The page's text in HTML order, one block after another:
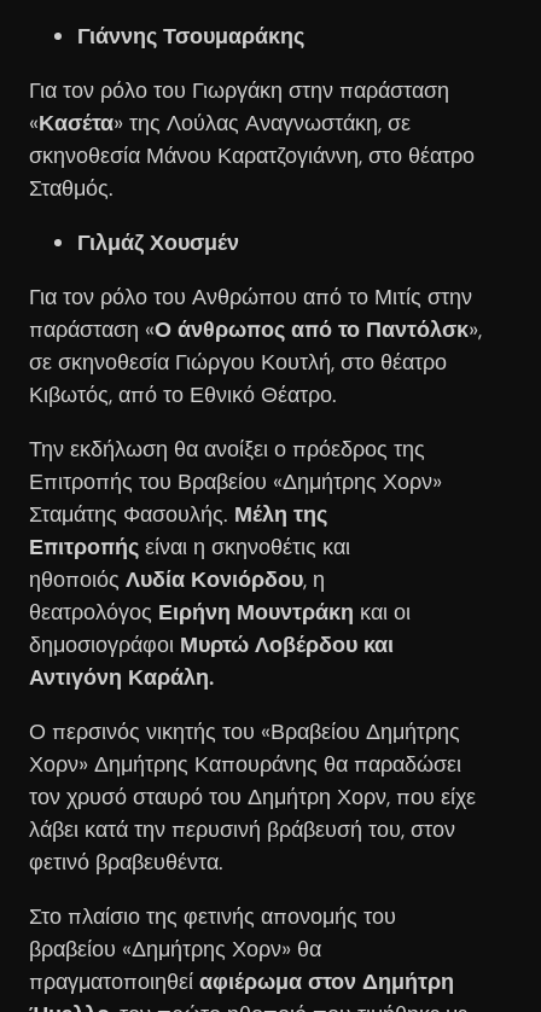
Γιάννης Τσουμαράκης
Για τον ρόλο του Γιωργάκη στην παράσταση
«Κασέτα» της Λούλας Αναγνωστάκη, σε
σκηνοθεσία Μάνου Καρατζογιάννη, στο θέατρο
Σταθμός.
Γιλμάζ Χουσμέν
Για τον ρόλο του Ανθρώπου από το Μιτίς στην
παράσταση «Ο άνθρωπος από το Παντόλσκ»,
σε σκηνοθεσία Γιώργου Κουτλή, στο θέατρο
Κιβωτός, από το Εθνικό Θέατρο.
Την εκδήλωση θα ανοίξει ο πρόεδρος της
Επιτροπής του Βραβείου «Δημήτρης Χορν»
Σταμάτης Φασουλής. Μέλη της
Επιτροπής είναι η σκηνοθέτις και
ηθοποιός Λυδία Κονιόρδου, η
θεατρολόγος Ειρήνη Μουντράκη και οι
δημοσιογράφοι Μυρτώ Λοβέρδου και
Αντιγόνη Καράλη.
Ο περσινός νικητής του «Βραβείου Δημήτρης
Χορν» Δημήτρης Καπουράνης θα παραδώσει
τον χρυσό σταυρό του Δημήτρη Χορν, που είχε
λάβει κατά την περυσινή βράβευσή του, στον
φετινό βραβευθέντα.
Στο πλαίσιο της φετινής απονομής του
βραβείου «Δημήτρης Χορν» θα
πραγματοποιηθεί αφιέρωμα στον Δημήτρη